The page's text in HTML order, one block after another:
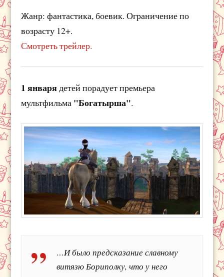
Жанр: фантастика, боевик. Ограничение по
возрасту 12+.
Смотреть трейлер.
1 январядетей порадует премьера
мультфильма "Богатырша".
…И было предсказание славному
витязю Бориполку, что у него